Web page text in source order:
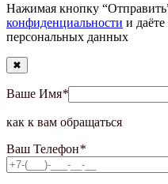
Нажимая кнопку
конфиденциальности и
персональных данных
✖
Ваше Имя*
как к вам обращаться
Ваш Телефон*